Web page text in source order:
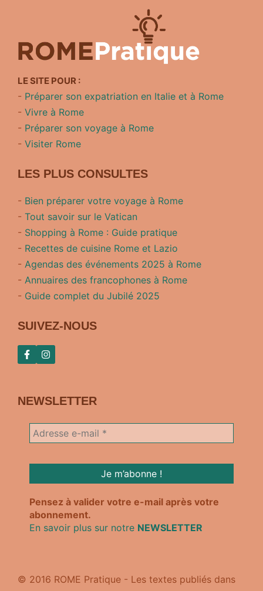
LE SITE POUR :
- Préparer son expatriation en Italie et à Rome
- Vivre à Rome
- Préparer son voyage à Rome
- Visiter Rome
LES PLUS CONSULTES
- Bien préparer votre voyage à Rome
- Tout savoir sur le Vatican
- Shopping à Rome : Guide pratique
- Recettes de cuisine Rome et Lazio
- Agendas des événements 2025 à Rome
- Annuaires des francophones à Rome
- Guide complet du Jubilé 2025
SUIVEZ-NOUS
NEWSLETTER
Pensez à valider votre e-mail après votre
abonnement.
En savoir plus sur notre NEWSLETTER
© 2016 ROME Pratique - Les textes publiés dans